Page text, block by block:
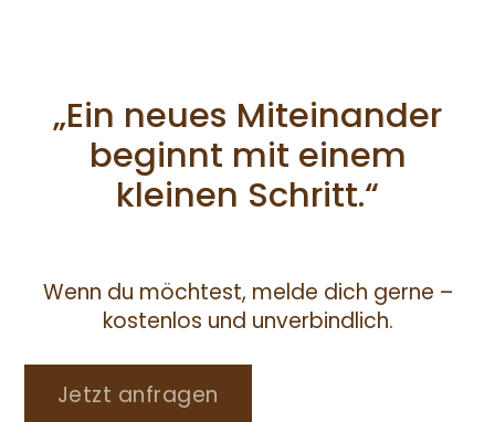
„Ein neues Miteinander
beginnt mit einem
kleinen Schritt.“
Wenn du möchtest, melde dich gerne –
kostenlos und unverbindlich.
Jetzt anfragen